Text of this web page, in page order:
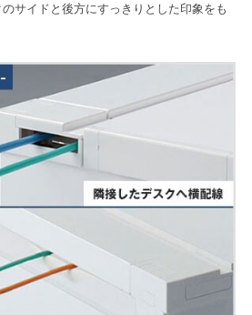
サイドと後方にすっきりとした印象をも